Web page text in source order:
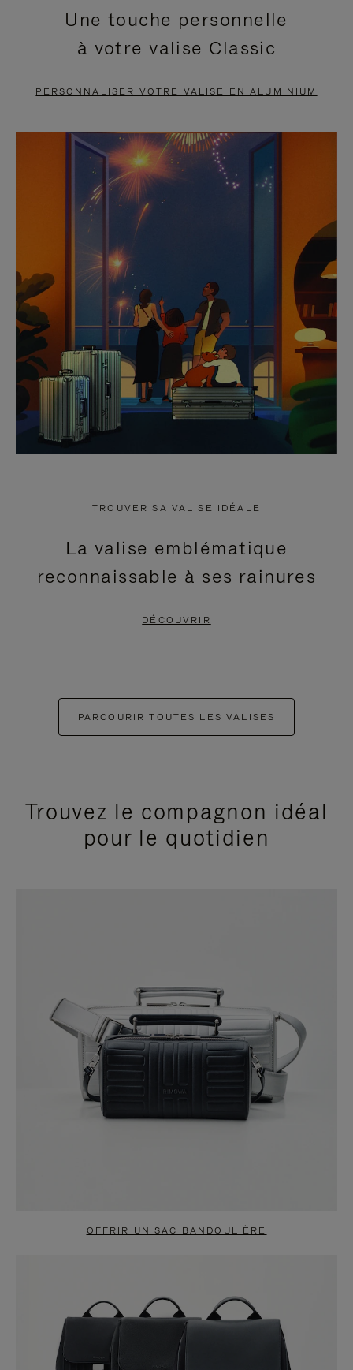
EN
PAUSE,
APPUYEZ
POUR
METTRE
PAUSE
VIDÉO
EST
DÉSACTIVÉ.
CLIQUER
POUR
RÉACTIVER
LE
SON
Une touche personnelle
à votre valise Classic
PERSONNALISER VOTRE VALISE EN ALUMINIUM
TROUVER SA VALISE IDÉALE
La valise emblématique
reconnaissable à ses rainures
DÉCOUVRIR
PARCOURIR TOUTES LES VALISES
Trouvez le compagnon idéal
pour le quotidien
OFFRIR UN SAC BANDOULIÈRE